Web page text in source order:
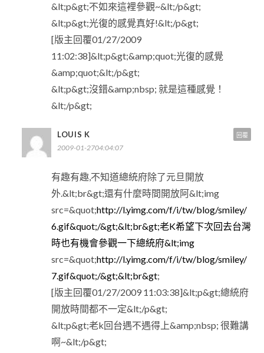
&lt;p&gt;不如來這裡參觀~&lt;/p&gt;
&lt;p&gt;光復的感覺真好!&lt;/p&gt;
[版主回覆01/27/2009
11:02:38]&lt;p&gt;&amp;quot;光復的感覺
&amp;quot;&lt;/p&gt;
&lt;p&gt;沒錯&amp;nbsp; 就是這種感覺！
&lt;/p&gt;
LOUIS K
2009-01-2704:04:07
有趣有趣,不知道總統府除了元旦開放
外.&lt;br&gt;還有什麼時間開放阿&lt;img
src=&quot;http://l.yimg.com/f/i/tw/blog/smiley/
6.gif&quot;/&gt;&lt;br&gt;老K希望下次回去台灣
時也有機會參觀一下總統府&lt;img
src=&quot;http://l.yimg.com/f/i/tw/blog/smiley/
7.gif&quot;/&gt;&lt;br&gt;
[版主回覆01/27/2009 11:03:38]&lt;p&gt;總統府
開放時間都不一定&lt;/p&gt;
&lt;p&gt;老k回台遇不遇得上&amp;nbsp; 很難講
啊~&lt;/p&gt;
回覆